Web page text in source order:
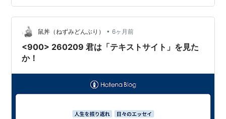
ですが・・・・・・・・・・・、 めちゃくちゃ頑固なイ
オンデポジット・・・・・・。 まず
は・・・・・・・・・・・・・・・、 ウルトラハードク
リーナーで・・・・・・・・・・・。 んがぁ～、全く取
れず・・・・・・・・・・。＿…
鼠丼（ねずみどんぶり） • 6ヶ月前
<900> 260209 君は「テキストサイト」を見た
か！